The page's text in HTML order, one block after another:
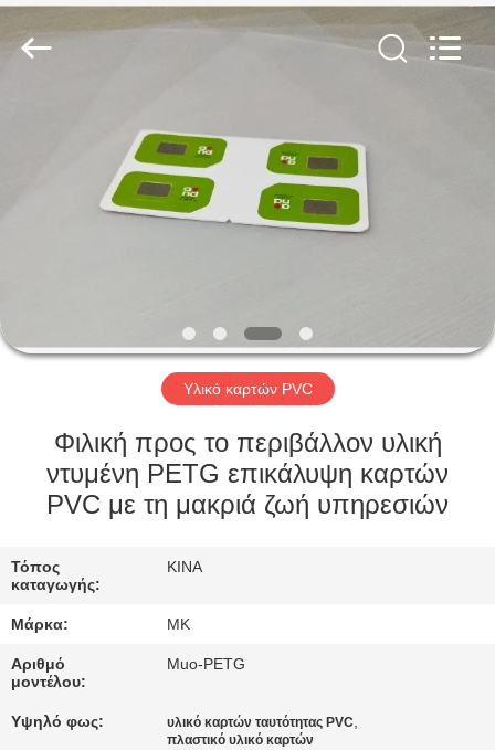
ΠΡΟΪΌΝΤΑ
ΣΧΕΤΙΚΆ
ΜΕ
ΕΠΙΣΚΕΨΉ
ΕΡΓΟΣΤΑΣΊΟΥ
ΈΛΕΓΧΟΣ
ΠΟΙΌΤΗΤΑΣ
ΕΠΙΚΟΙΝΩΝΉΣΤΕ
ΜΑΖΊ
(Tianjin)
Limited.
Υλικό καρτών PVC
Φιλική προς το περιβάλλον υλική
ντυμένη PETG επικάλυψη καρτών
PVC με τη μακριά ζωή υπηρεσιών
Τόπος
καταγωγής:
ΚΙΝΑ
Μάρκα: MK
Αριθμό
μοντέλου:
Muo-PETG
Υψηλό φως: υλικό καρτών ταυτότητας PVC,
πλαστικό υλικό καρτών